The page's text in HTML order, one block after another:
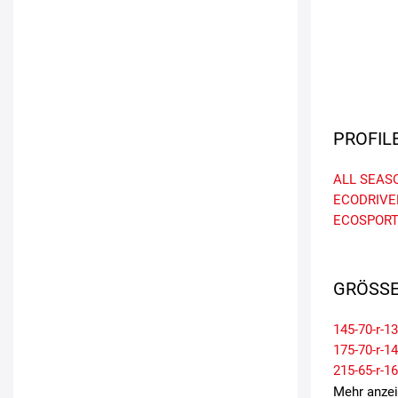
ALL
145-70-r-13
175-70-r-14
215-65-r-16
Mehr